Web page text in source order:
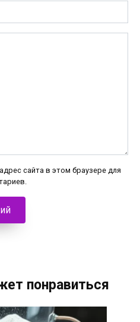
сайта в этом браузере для
понравиться